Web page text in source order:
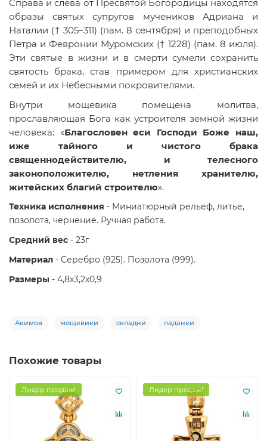
Справа и слева от Пресвятой Богородицы находятся
образы святых супругов мучеников Адриана и
Наталии († 305–311) (пам. 8 сентября) и преподобных
Петра и Февронии Муромских († 1228) (пам. 8 июля).
Эти святые в жизни и в смерти сумели сохранить
святость брака, став примером для христианских
семей и их Небесными покровителями.
Внутри мощевика помещена молитва,
прославляющая Бога как устроителя земной жизни
человека: «Благословен еси Господи Боже наш,
иже тайного и чистого брака
священнодействителю, и телесного
законоположителю, нетления хранителю,
житейских благий строителю».
Техника исполнения - Миниатюрный рельеф, литье,
позолота, чернение. Ручная работа.
Средний вес - 23г
Материал - Серебро (925). Позолота (999).
Размеры - 4,8х3,2х0,9
Акимов мощевики складни ладанки
Похожие товары
Лидер продаж! Лидер продаж!